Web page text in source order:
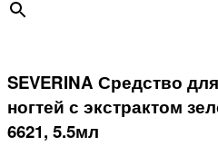
SEVERINA Средство
ногтей с экстрактом
6621, 5.5мл